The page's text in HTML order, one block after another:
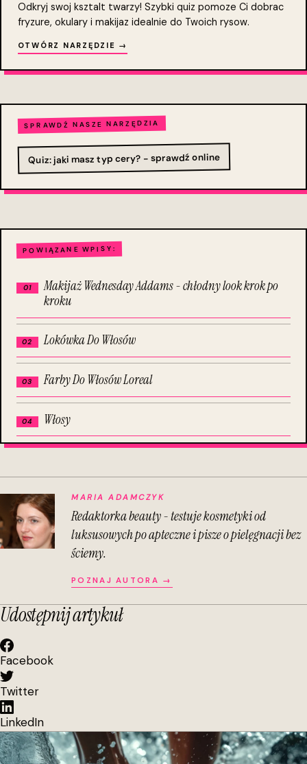
Odkryj swoj ksztalt twarzy! Szybki quiz pomoze Ci dobrac
fryzure, okulary i makijaz idealnie do Twoich rysow.
OTWÓRZ NARZĘDZIE →
SPRAWDŹ NASZE NARZĘDZIA
Quiz: jaki masz typ cery? - sprawdź online
POWIĄZANE WPISY:
Makijaż Wednesday Addams - chłodny look krok po
kroku
Lokówka Do Włosów
Farby Do Włosów Loreal
Włosy
MARIA ADAMCZYK
Redaktorka beauty - testuje kosmetyki od
luksusowych po apteczne i pisze o pielęgnacji bez
ściemy.
POZNAJ AUTORA →
Udostępnij artykuł
Facebook
Twitter
LinkedIn